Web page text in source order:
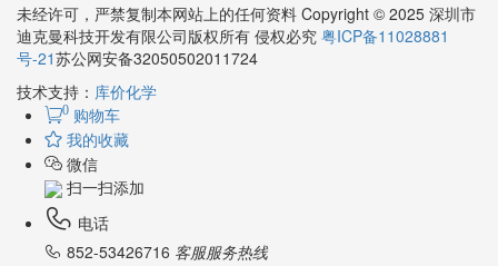
未经许可，严禁复制本网站上的任何资料 Copyright © 2025 深圳市
迪克曼科技开发有限公司版权所有 侵权必究 粤ICP备11028881
号-21苏公网安备32050502011724
技术支持： 库价化学
0 购物车
我的收藏
微信
扫一扫添加
电话
852-53426716 客服服务热线